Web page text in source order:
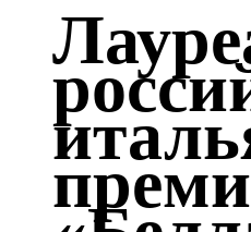
Кадыбаш
105,2 FM
Казан
91,5 FM
Кайбыч